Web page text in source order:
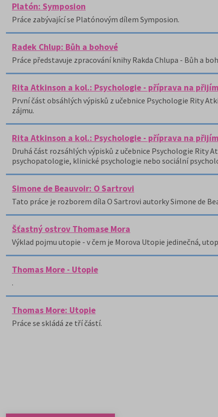
Platón: Symposion
Práce zabývající se Platónovým dílem Symposion.
Radek Chlup: Bůh a bohové
Práce představuje zpracování knihy Rakda Chlupa - Bůh a
Rita Atkinson a kol.: Psychologie - příprava na
První část obsáhlých výpisků z učebnice Psychologie Rity
zájmu.
Rita Atkinson a kol.: Psychologie - příprava na
Druhá část rozsáhlých výpisků z učebnice Psychologie
psychopatologie, klinické psychologie nebo sociální
Simone de Beauvoir: O Sartrovi
Tato práce je rozborem díla O Sartrovi autorky Simone de
Šťastný ostrov Thomase Mora
Výklad pojmu utopie - v čem je Morova Utopie jedinečná,
Thomas More - Utopie
.
Thomas More: Utopie
Práce se skládá ze tří částí.